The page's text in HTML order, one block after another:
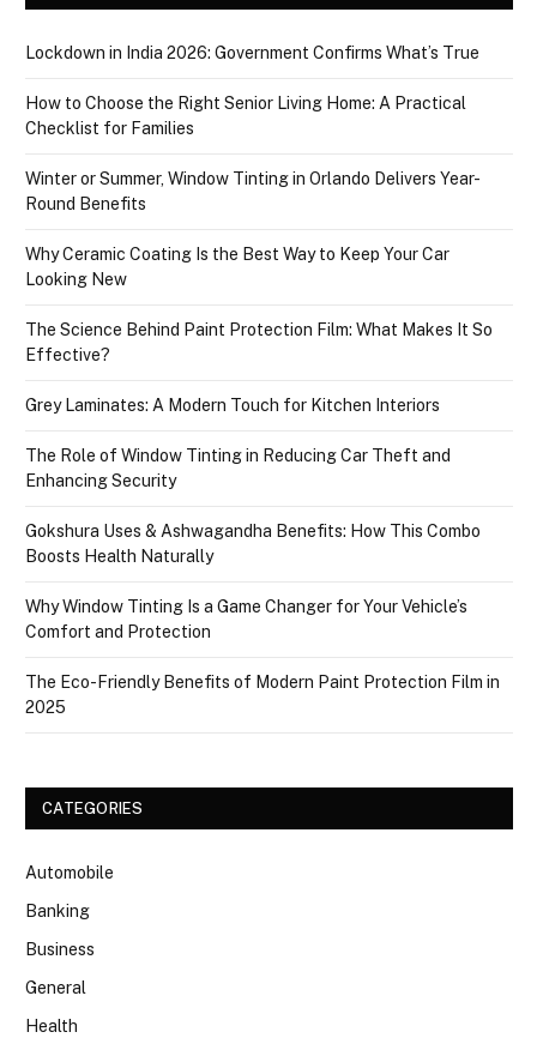
Lockdown in India 2026: Government Confirms What’s True
How to Choose the Right Senior Living Home: A Practical
Checklist for Families
Winter or Summer, Window Tinting in Orlando Delivers Year-
Round Benefits
Why Ceramic Coating Is the Best Way to Keep Your Car
Looking New
The Science Behind Paint Protection Film: What Makes It So
Effective?
Grey Laminates: A Modern Touch for Kitchen Interiors
The Role of Window Tinting in Reducing Car Theft and
Enhancing Security
Gokshura Uses & Ashwagandha Benefits: How This Combo
Boosts Health Naturally
Why Window Tinting Is a Game Changer for Your Vehicle’s
Comfort and Protection
The Eco-Friendly Benefits of Modern Paint Protection Film in
2025
CATEGORIES
Automobile
Banking
Business
General
Health